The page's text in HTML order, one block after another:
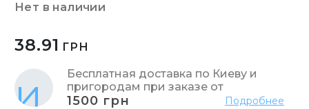
нет в наличии
38.91 ГРН
Бесплатная доставка по Киеву и
пригородам при заказе от
1500 грн Подробнее